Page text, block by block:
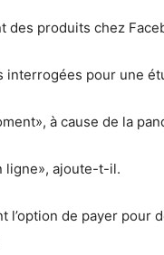
des produits chez
interrogées pour une
à cause de la
ligne», ajoute-t-il.
l’option de payer pour